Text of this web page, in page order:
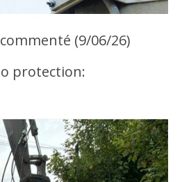
(9/06/26)
protection: